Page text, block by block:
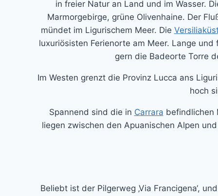
in freier Natur an Land und im Wasser.
Marmorgebirge, grüne Olivenhaine. Der
mündet im Ligurischem Meer. Die
luxuriösisten Ferienorte am Meer. Lange
gern die Badeorte Torre
Im Westen grenzt die Provinz Lucca ans
hoch
Spannend sind die in Carrara befindlichen
liegen zwischen den Apuanischen Alpen
Beliebt ist der Pilgerweg ‚Via Francigena‘,